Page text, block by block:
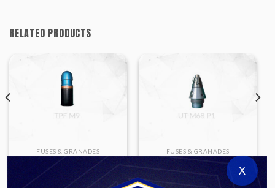
RELATED PRODUCTS
FUSES & GRANADES
TPF M9
FUSES & GRANADES
UT M68 P1
X